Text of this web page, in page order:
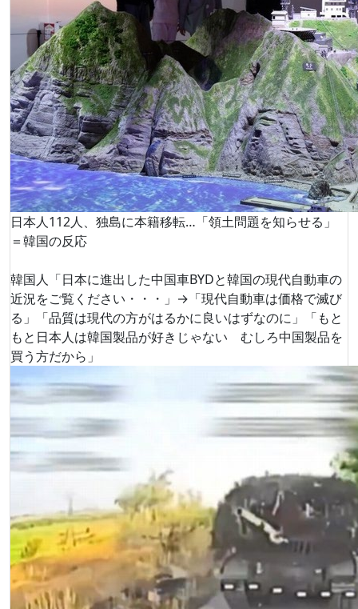
日本人112人、独島に本籍移転…「領土問題を知らせる」
＝韓国の反応
韓国人「日本に進出した中国車BYDと韓国の現代自動車の
近況をご覧ください・・・」→「現代自動車は価格で滅び
る」「品質は現代の方がはるかに良いはずなのに」「もと
もと日本人は韓国製品が好きじゃない むしろ中国製品を
買う方だから」